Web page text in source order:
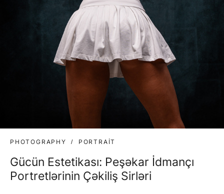
PHOTOGRAPHY PORTRAIT
Gücün Estetikası: Peşəkar İdmançı
Portretlərinin Çəkiliş Sirləri